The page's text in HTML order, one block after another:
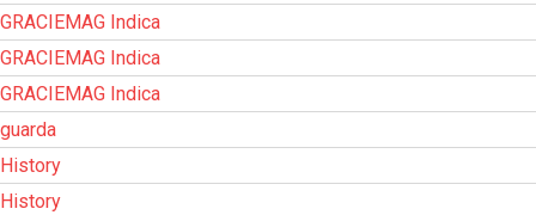
GRACIEMAG Indica
GRACIEMAG Indica
GRACIEMAG Indica
guarda
History
History